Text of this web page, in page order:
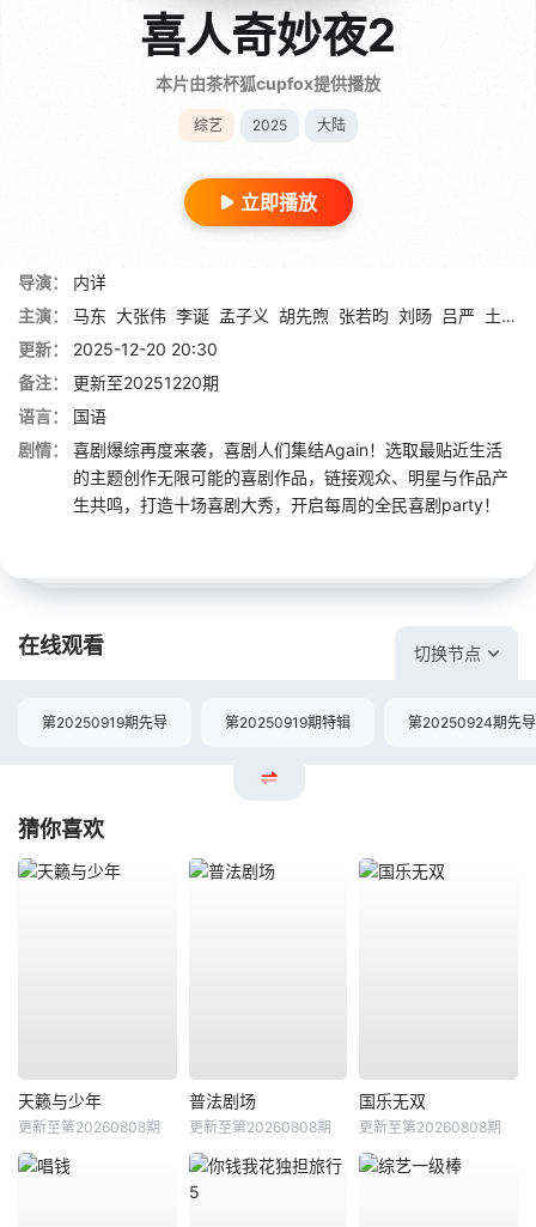
喜人奇妙夜2
本片由茶杯狐cupfox提供播放
综艺 2025 大陆
立即播放
导演：
内详
主演：
马东 大张伟 李诞 孟子义 胡先煦 张若昀 刘旸 吕严 土豆
更新：
2025-12-20 20:30
备注：
更新至20251220期
语言：
国语
剧情：
喜剧爆综再度来袭，喜剧人们集结Again！选取最贴近生活
的主题创作无限可能的喜剧作品，链接观众、明星与作品产
生共鸣，打造十场喜剧大秀，开启每周的全民喜剧party！
在线观看 切换节点
第20250919期先导 第20250919期特辑 第20250924期先
猜你喜欢
天籁与少年
更新至第20260808期
普法剧场
更新至第20260808期
国乐无双
更新至第20260808期